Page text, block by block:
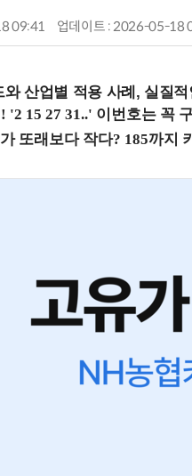
09:41 업데이트 : 2026-05-18
와 산업별 적용 사례, 실질